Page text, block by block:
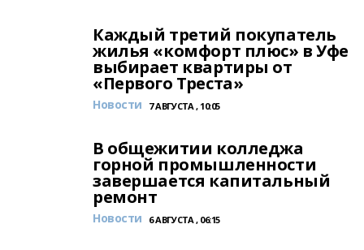
Каждый третий покупатель
жилья «комфорт плюс» в Уфе
выбирает квартиры от
«Первого Треста»
Новости 7 АВГУСТА , 10:05
В общежитии колледжа
горной промышленности
завершается капитальный
ремонт
Новости 6 АВГУСТА , 06:15